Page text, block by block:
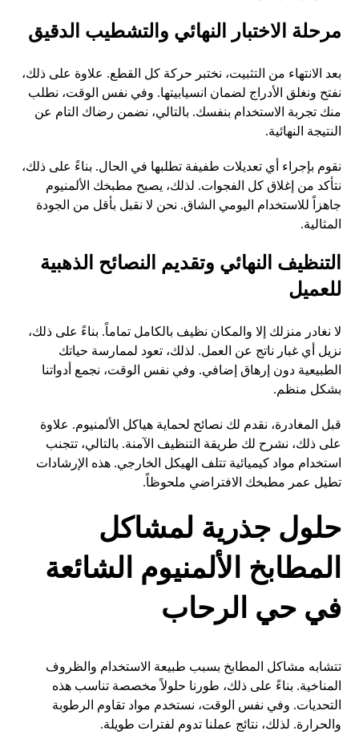
مرحلة الاختبار النهائي والتشطيب الدقيق
بعد الانتهاء من التثبيت، نختبر حركة كل القطع. علاوة على ذلك،
نفتح ونغلق الأدراج لضمان انسيابيتها. وفي نفس الوقت، نطلب
منك تجربة الاستخدام بنفسك. بالتالي، نضمن رضاك التام عن
النتيجة النهائية.
نقوم بإجراء أي تعديلات طفيفة تطلبها في الحال. بناءً على ذلك،
نتأكد من إغلاق كل الفجوات. لذلك، يصبح مطبخك الألمنيوم
جاهزاً للاستخدام اليومي الشاق. نحن لا نقبل بأقل من الجودة
المثالية.
التنظيف النهائي وتقديم النصائح الذهبية
للعميل
لا نغادر منزلك إلا والمكان نظيف بالكامل تماماً. بناءً على ذلك،
نزيل أي غبار ناتج عن العمل. لذلك، تعود لممارسة حياتك
الطبيعية دون إرهاق إضافي. وفي نفس الوقت، نجمع أدواتنا
بشكل منظم.
قبل المغادرة، نقدم لك نصائح لحماية هياكل الألمنيوم. علاوة
على ذلك، نشرح لك طريقة التنظيف الآمنة. بالتالي، تتجنب
استخدام مواد كيميائية تتلف الهيكل الخارجي. هذه الإرشادات
تطيل عمر مطبخك الافتراضي ملحوظاً.
حلول جذرية لمشاكل
المطابخ الألمنيوم الشائعة
في حي الرحاب
تتشابه مشاكل المطابخ بسبب طبيعة الاستخدام والظروف
المناخية. بناءً على ذلك، طورنا حلولاً مخصصة تناسب هذه
التحديات. وفي نفس الوقت، نستخدم مواد تقاوم الرطوبة
والحرارة. لذلك، نتائج عملنا تدوم لفترات طويلة.